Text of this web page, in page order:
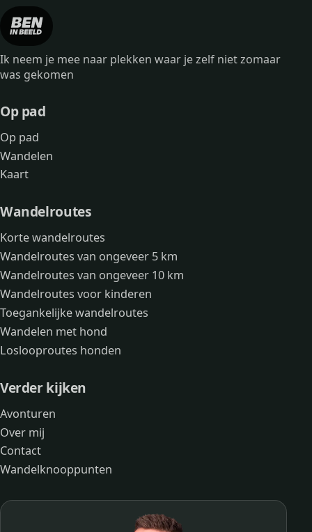
Ik neem je mee naar plekken waar je zelf niet zomaar
was gekomen
Op pad
Op pad
Wandelen
Kaart
Wandelroutes
Korte wandelroutes
Wandelroutes van ongeveer 5 km
Wandelroutes van ongeveer 10 km
Wandelroutes voor kinderen
Toegankelijke wandelroutes
Wandelen met hond
Loslooproutes honden
Verder kijken
Avonturen
Over mij
Contact
Wandelknooppunten